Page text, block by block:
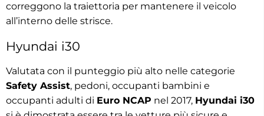
correggono la traiettoria per mantenere il veicolo
all’interno delle strisce.
Hyundai i30
Valutata con il punteggio più alto nelle categorie
Safety Assist, pedoni, occupanti bambini e
occupanti adulti di Euro NCAP nel 2017, Hyundai i30